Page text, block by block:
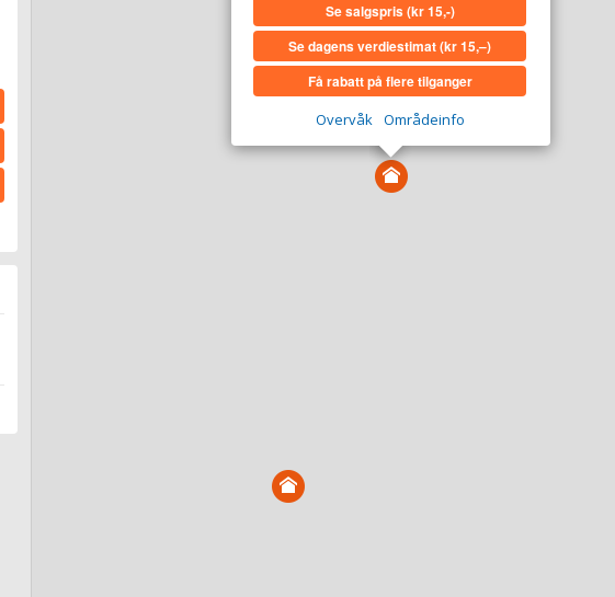
Se salgspris(kr 15,-)
Se dagens verdiestimat(kr 15,–)
Få rabatt på flere tilganger
Overvåk Områdeinfo